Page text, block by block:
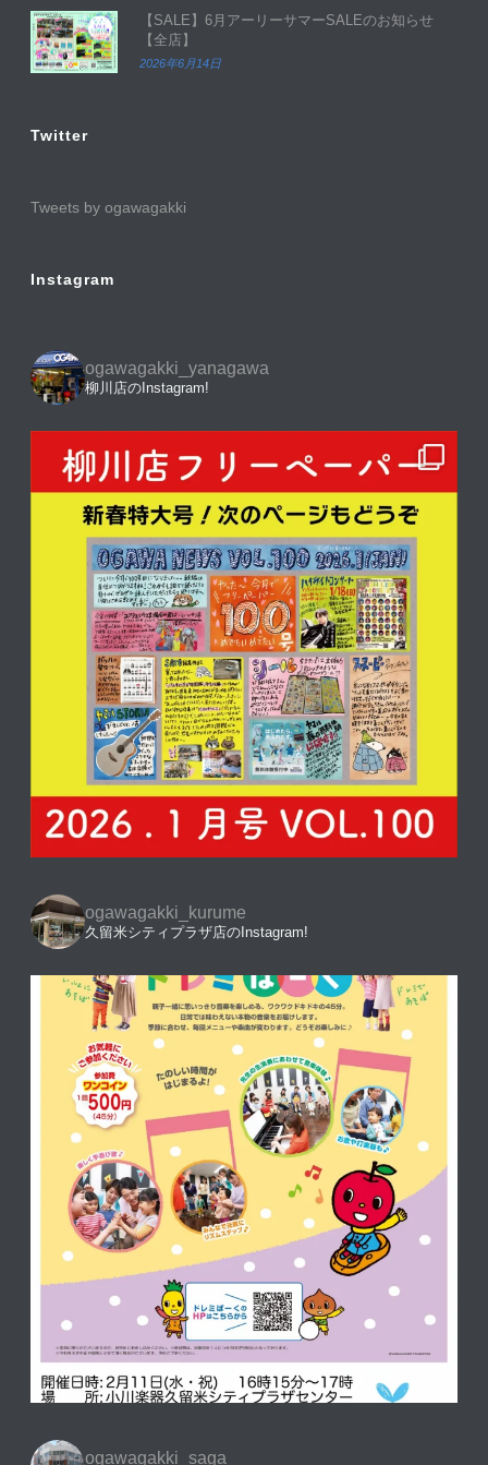
【SALE】6月アーリーサマーSALEのお知らせ
【全店】
2026年6月14日
Twitter
Tweets by ogawagakki
Instagram
ogawagakki_yanagawa
柳川店のInstagram!
ogawagakki_kurume
久留米シティプラザ店のInstagram!
ogawagakki_saga